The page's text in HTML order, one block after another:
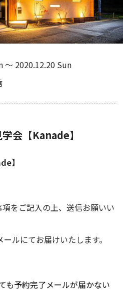
〜 2020.12.20 Sun
会【Kanade】
】
をご記入の上、送信お願いい
ルにてお届けいたします。
も予約完了メールが届かない